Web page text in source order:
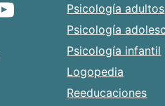
Psicología adultos
Psicología
Psicología infantil
Logopedia
Reeducaciones